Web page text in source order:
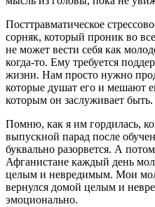
Посттравматическое
сорняк, который проник во
не может вести себя как
когда-то. Ему требуется
жизни. Нам просто нужно
которые душат его и мешают
которым он заслуживает быть.
Помню, как я им гордилась,
выпускной парад после
буквально разорвется. А
Афганистане каждый день
целым и невредимым. Мои
вернулся домой целым и
эмоционально.